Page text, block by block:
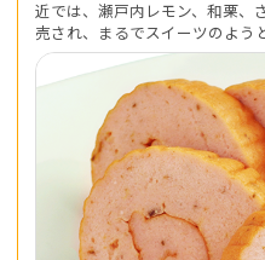
近では、瀬戸内レモン、和栗、
売され、まるでスイーツのよう